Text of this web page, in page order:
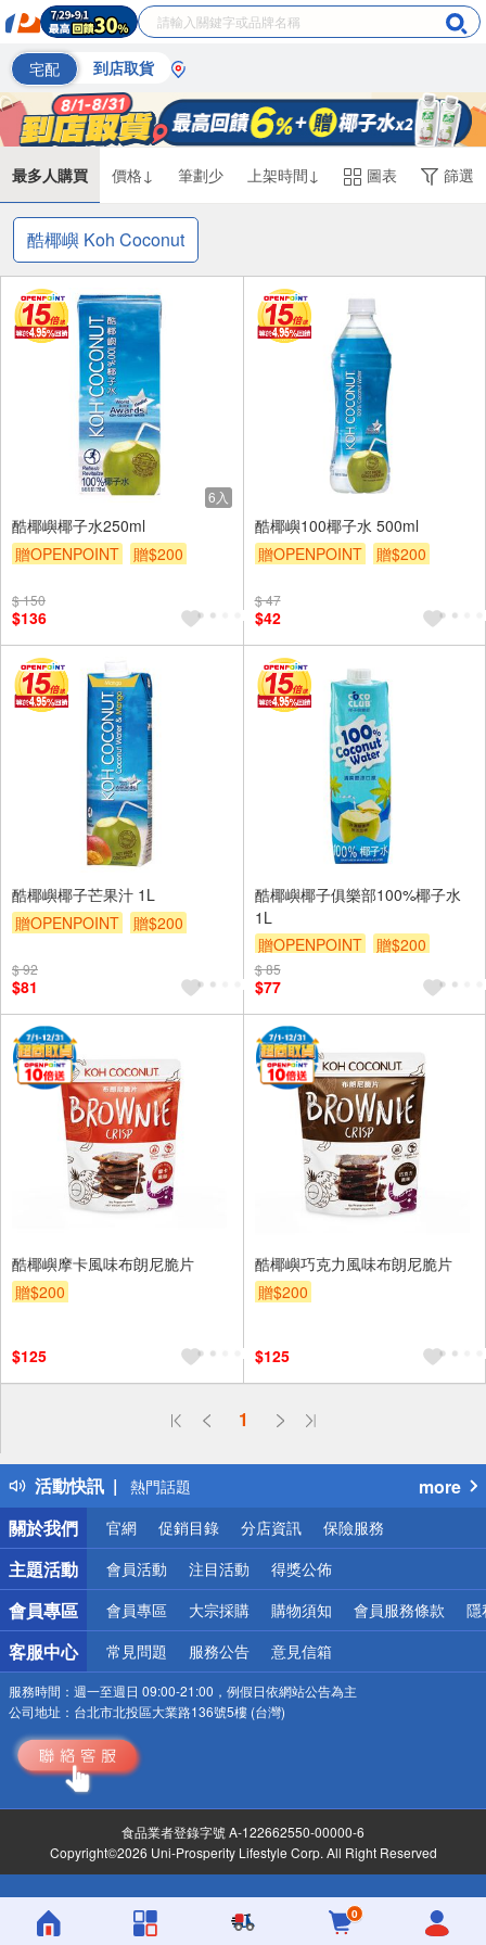
宅配 到店取貨
最多人購買 價格↓ 筆劃少 上架時間↓ 圖表 篩選
酷椰嶼 Koh Coconut
6入
酷椰嶼椰子水250ml
贈OPENPOINT
贈$200
$ 150
$136
酷椰嶼100椰子水 500ml
贈OPENPOINT
贈$200
$ 47
$42
酷椰嶼椰子芒果汁 1L
贈OPENPOINT
贈$200
$ 92
$81
酷椰嶼椰子俱樂部100%椰子水
1L
贈OPENPOINT
贈$200
$ 85
$77
酷椰嶼摩卡風味布朗尼脆片
贈$200
$125
酷椰嶼巧克力風味布朗尼脆片
贈$200
$125
1
活動快訊
偏遠地區配送
得獎公告
熱門話題
銀行優惠
偏遠地區配送
詐騙網頁！請小心！
more
關於我們
官網 促銷目錄 分店資訊 保險服務
主題活動 會員活動 注目活動 得獎公佈
會員專區 會員專區 大宗採購 購物須知 會員服務條款 隱
客服中心 常見問題 服務公告 意見信箱
服務時間： 週一至週日 09:00-21:00，例假日依網站公告為主
公司地址： 台北市北投區大業路136號5樓 (台灣)
食品業者登錄字號 A-122662550-00000-6
Copyright©2026 Uni-Prosperity Lifestyle Corp. All Right Reserved
0